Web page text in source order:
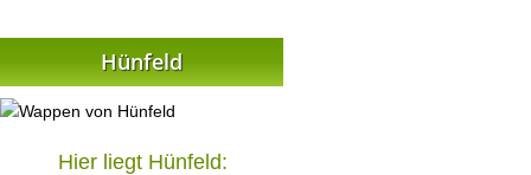
Hünfeld
Hier liegt Hünfeld: